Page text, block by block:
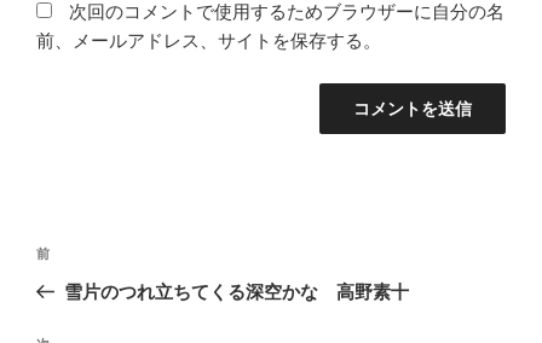
次回のコメントで使用するためブラウザーに自分の名
前、メールアドレス、サイトを保存する。
投
前
の
前
雪片のつれ立ちてくる深空かな 高野素十